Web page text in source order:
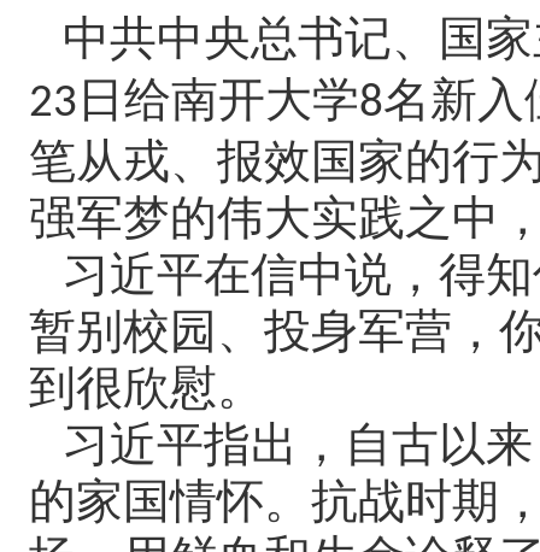
中共中央总书记、国
23 日给南开大学8名新入
笔从戎、报效国家的行
强军梦的伟大实践之中
习近平在信中说，得
暂别校园、投身军营，
到很欣慰。
习近平指出，自古以
的家国情怀。抗战时期